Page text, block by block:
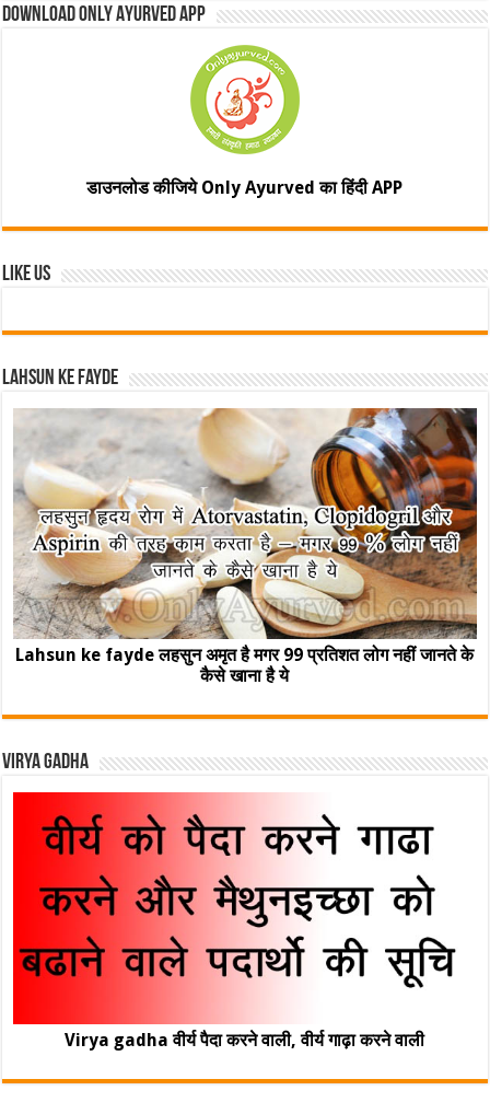
Download Only Ayurved App
डाउनलोड कीजिये Only Ayurved का हिंदी APP
Like Us
Lahsun ke fayde
Lahsun ke fayde लहसुन अमृत है मगर 99 प्रतिशत लोग नहीं जानते के
कैसे खाना है ये
Virya Gadha
Virya gadha वीर्य पैदा करने वाली, वीर्य गाढ़ा करने वाली